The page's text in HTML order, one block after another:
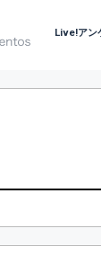
Live!アン